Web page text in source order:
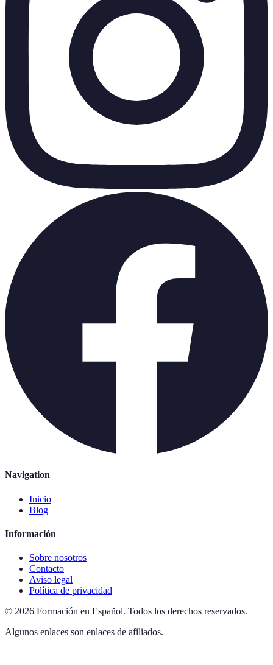
Navigation
Inicio
Blog
Información
Sobre nosotros
Contacto
Aviso legal
Política de privacidad
© 2026 Formación en Español. Todos los derechos reservados.
Algunos enlaces son enlaces de afiliados.